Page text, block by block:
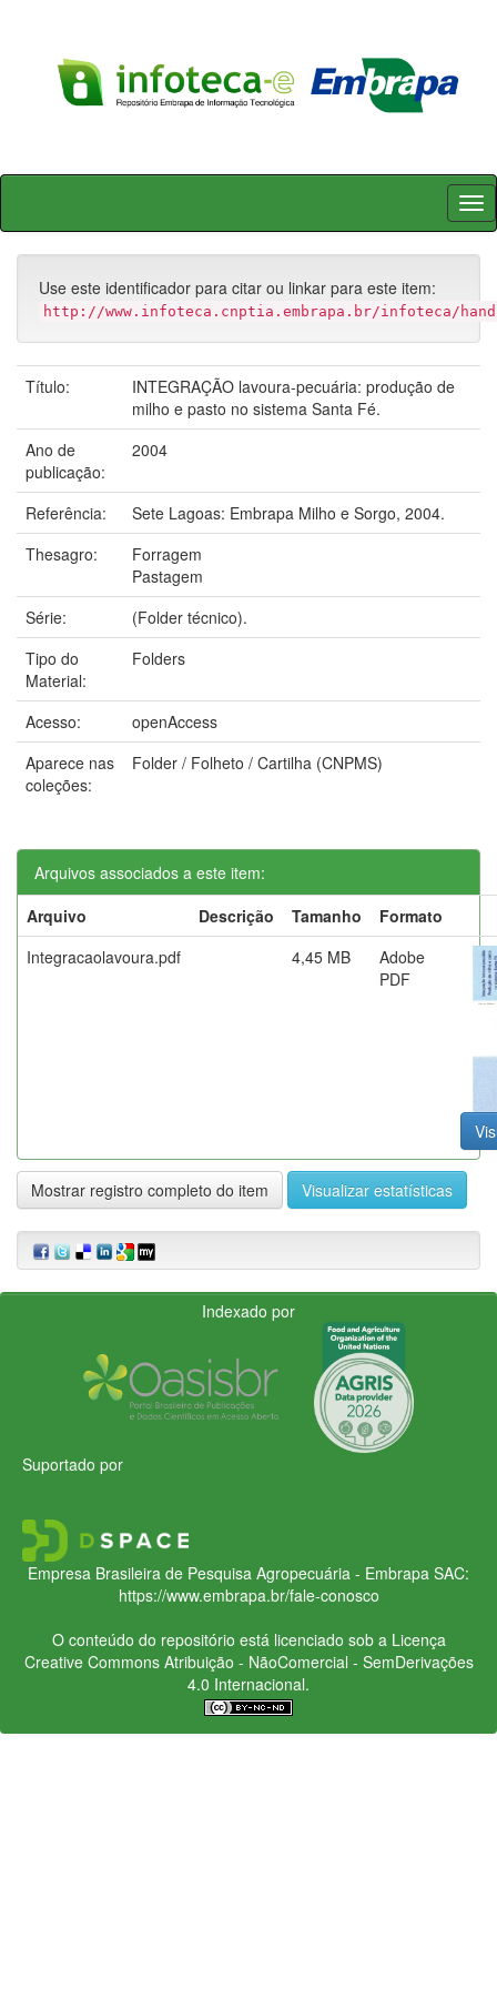
Skip
Use este identificador para citar ou linkar para este item:
http://www.infoteca.cnptia.embrapa.br/infoteca/
Título:
INTEGRAÇÃO lavoura-pecuária: produção de
milho e pasto no sistema Santa Fé.
Ano de
publicação:
2004
Referência:
Sete Lagoas: Embrapa Milho e Sorgo, 2004.
Thesagro:
Forragem
Pastagem
Série:
(Folder técnico).
Tipo do
Material:
Folders
Acesso:
openAccess
Aparece nas
coleções:
Folder / Folheto / Cartilha (CNPMS)
Arquivos associados a este item:
Arquivo
Descrição Tamanho
Formato
Integracaolavoura.pdf
4,45 MB
Adobe
PDF
Mostrar registro completo do item Visualizar estatísticas
Indexado por
Suportado por
Empresa Brasileira de Pesquisa Agropecuária - Embrapa SAC:
https://www.embrapa.br/fale-conosco
O conteúdo do repositório está licenciado sob a Licença
Creative CommonsAtribuição - NãoComercial - SemDerivações
4.0 Internacional.